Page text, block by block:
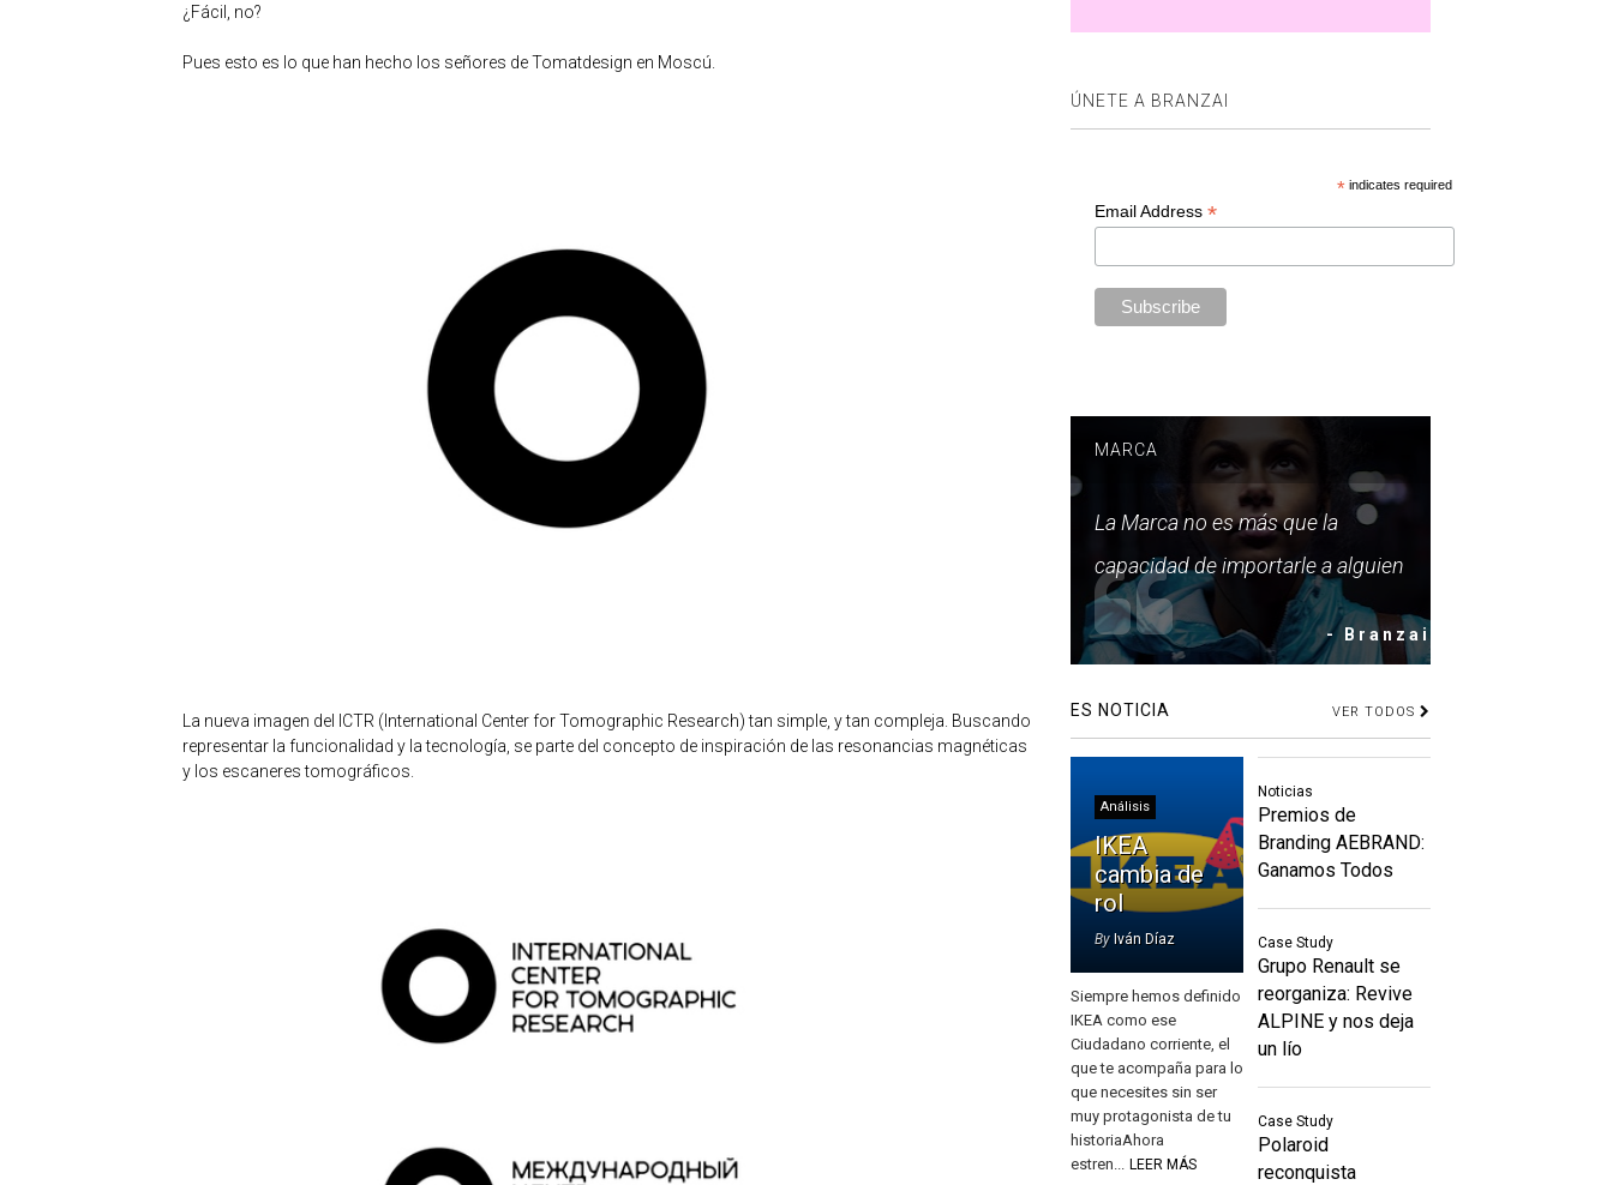
¿Fácil, no?
Pues esto es lo que han hecho los señores de Tomatdesign en Moscú.
La nueva imagen del ICTR (International Center for Tomographic Research) tan simple, y tan compleja. Buscando
representar la funcionalidad y la tecnología, se parte del concepto de inspiración de las resonancias magnéticas
y los escaneres tomográficos.
ÚNETE A BRANZAI
*indicates required
Email Address *
MARCA
La Marca no es más que la
capacidad de importarle a alguien
- Branzai
ES NOTICIA VER TODOS
Análisis
IKEA
cambia de
rol
By Iván Díaz
Siempre hemos definido
IKEA como ese
Ciudadano corriente, el
que te acompaña para lo
que necesites sin ser
muy protagonista de tu
historiaAhora
estren...
LEER MÁS
Noticias
Premios de
Branding AEBRAND:
Ganamos Todos
Case Study
Grupo Renault se
reorganiza: Revive
ALPINE y nos deja
un lío
Case Study
Polaroid
reconquista